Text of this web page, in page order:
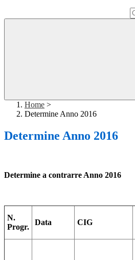
Home >
Determine Anno 2016
Determine Anno 2016
Determine a contrarre Anno 2016
N.
Progr.
Data CIG